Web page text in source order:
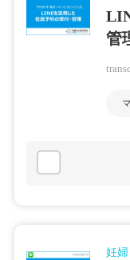
管
妊